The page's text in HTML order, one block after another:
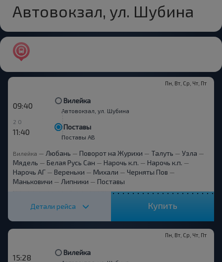
Автовокзал, ул. Шубина
Пн, Вт, Ср, Чт, Пт
09:40
Вилейка
Автовокзал, ул. Шубина
2 0
11:40
Поставы
Поставы АВ
Вилейка — Любань — Поворот на Журихи — Талуть — Узла —
Мядель — Белая Русь Сан — Нарочь к.п. — Нарочь к.п. —
Нарочь АГ — Вереньки — Михали — Черняты Пов —
Маньковичи — Липники — Поставы
Детали рейса Купить
Пн, Вт, Ср, Чт, Пт
15:28
Вилейка